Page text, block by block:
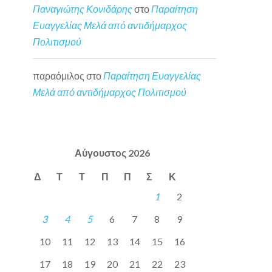
Παναγιώτης ΚονιδάρηςστοΠαραίτηση
Ευαγγελίας Μελά από αντιδήμαρχος
Πολιτισμού
παραόμιλος στο Παραίτηση Ευαγγελίας
Μελά από αντιδήμαρχος Πολιτισμού
Αύγουστος 2026
Δ Τ Τ Π Π Σ
Κ
1
2
3
4 5 6 7 8
9
10
11 12 13 14 15
16
17
18 19 20 21 22 23